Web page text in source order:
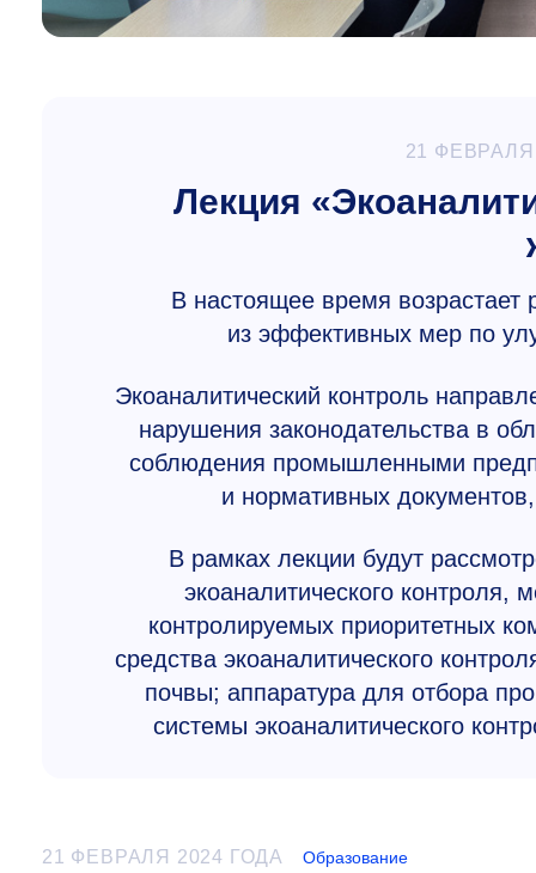
21 ФЕВРАЛЯ
Лекция
В настоящее время возрастает
из эффективных мер по
Экоаналитический контроль
нарушения законодательства в
соблюдения промышленными
и нормативных
В рамках лекции будут
экоаналитического контроля,
контролируемых приоритетных
средства экоаналитического
почвы; аппаратура для отбора
системы экоаналитического
21 ФЕВРАЛЯ 2024 ГОДА Образование